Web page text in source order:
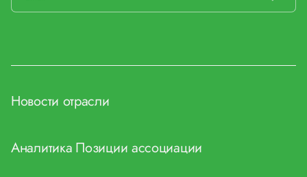
Новости отрасли
Аналитика Позиции ассоциации